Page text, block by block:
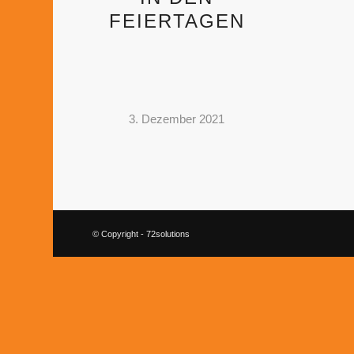
FEIERTAGEN
3. Dezember 2021
© Copyright - 72solutions